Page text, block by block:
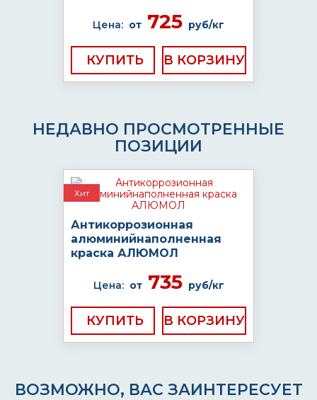
Цена: от 725 руб/кг
КУПИТЬ
НЕДАВНО ПРОСМОТРЕННЫЕ
ПОЗИЦИИ
Хит
Антикоррозионная
алюминийнаполненная
краска АЛЮМОЛ
Цена: от735 руб/кг
КУПИТЬ
ВОЗМОЖНО, ВАС ЗАИНТЕРЕСУЕТ